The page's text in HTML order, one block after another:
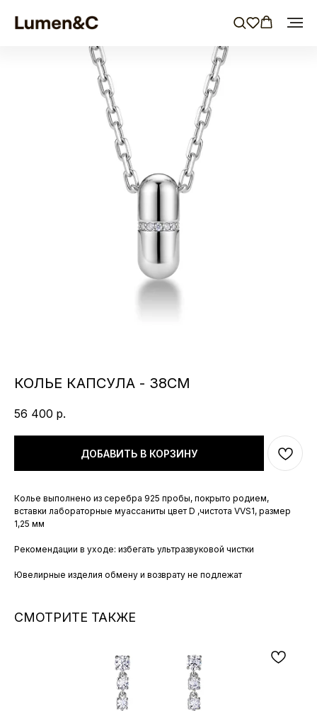
КОЛЬЕ КАПСУЛА - 38СМ
56 400 р.
ДОБАВИТЬ В КОРЗИНУ
Колье выполнено из серебра 925 пробы, покрыто родием,
вставки лабораторные муассаниты цвет D ,чистота VVS1, размер
1,25 мм
Рекомендации в уходе: избегать ультразвуковой чистки
Ювелирные изделия обмену и возврату не подлежат
СМОТРИТЕ ТАКЖЕ